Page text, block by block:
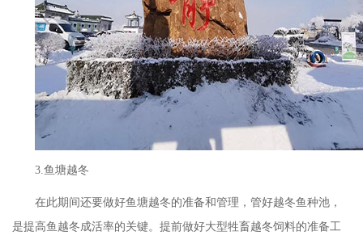
3.鱼塘越冬
在此期间还要做好鱼塘越冬的准备和管理，管好越冬鱼种池，
是提高鱼越冬成活率的关键。提前做好大型牲畜越冬饲料的准备工